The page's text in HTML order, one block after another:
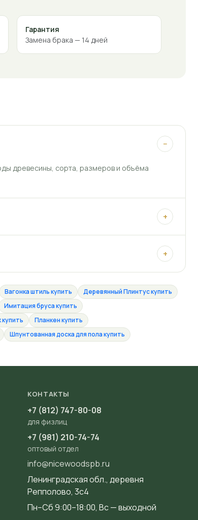
Гарантия
Замена брака — 14 дней
−
древесины, сорта, размеров и объёма
+
+
Вагонка штиль купить
Деревянный Плинтус купить
Имитация бруса купить
Планкен купить
Шпунтованная доска для пола купить
КОНТАКТЫ
+7 (812) 747-80-08
для физлиц
+7 (981) 210-74-74
оптовый отдел
info@nicewoodspb.ru
Ленинградская обл., деревня
Репполово, 3с4
Пн–Сб 9:00–18:00, Вс — выходной